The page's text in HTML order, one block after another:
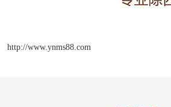
http://www.ynms88.com